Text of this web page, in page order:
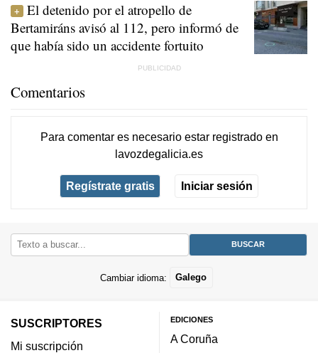
El detenido por el atropello de
Bertamiráns avisó al 112, pero informó de
que había sido un accidente fortuito
Comentarios
Para comentar es necesario estar registradoen
lavozdegalicia.es
Regístrate gratis Iniciar sesión
Cambiar idioma: Galego
SUSCRIPTORES
Mi suscripción
EDICIONES
A Coruña